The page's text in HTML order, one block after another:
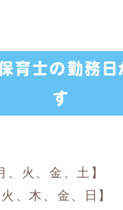
育士の勤務日
す
、火、金、土】
、木、金、日】